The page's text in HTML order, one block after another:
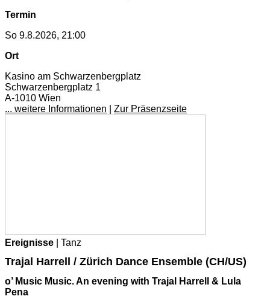
Termin
So 9.8.2026, 21:00
Ort
Kasino am Schwarzenbergplatz
Schwarzenbergplatz 1
A-1010 Wien
... weitere Informationen
Zur Präsenzseite
Ereignisse | Tanz
Trajal Harrell / Zürich Dance Ensemble (CH/US)
o’ Music Music. An evening with Trajal Harrell & Lula
Pena